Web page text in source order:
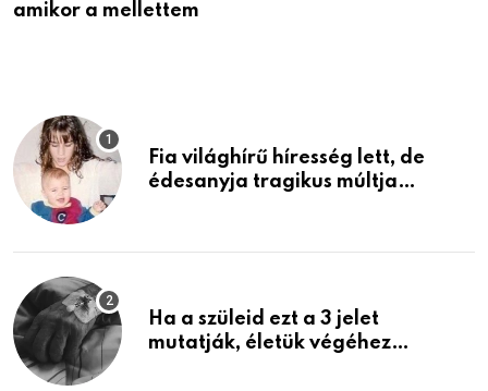
amikor a mellettem
Fia világhírű híresség lett, de
édesanyja tragikus múltja
Ha a szüleid ezt a 3 jelet
mutatják, életük végéhez